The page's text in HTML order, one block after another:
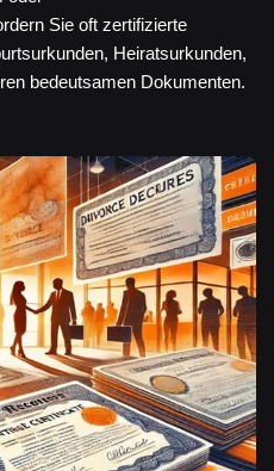
Sie oft zertifizierte
Heiratsurkunden,
bedeutsamen Dokumenten.